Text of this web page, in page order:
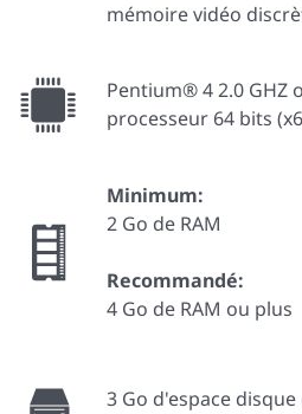
mémoire vidéo
Pentium® 4 2.0 GHZ
processeur 64 bits
Minimum:
2 Go de RAM
Recommandé:
4 Go de RAM ou plus
3 Go d'espace